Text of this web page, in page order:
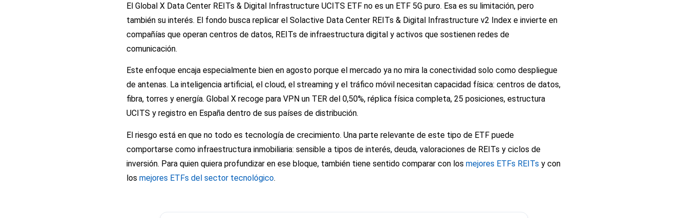
El Global X Data Center REITs & Digital Infrastructure UCITS ETF no es un ETF 5G puro. Esa es su limitación, pero
también su interés. El fondo busca replicar el Solactive Data Center REITs & Digital Infrastructure v2 Index e invierte en
compañías que operan centros de datos, REITs de infraestructura digital y activos que sostienen redes de
comunicación.
Este enfoque encaja especialmente bien en agosto porque el mercado ya no mira la conectividad solo como despliegue
de antenas. La inteligencia artificial, el cloud, el streaming y el tráfico móvil necesitan capacidad física: centros de datos,
fibra, torres y energía. Global X recoge para VPN un TER del 0,50%, réplica física completa, 25 posiciones, estructura
UCITS y registro en España dentro de sus países de distribución.
El riesgo está en que no todo es tecnología de crecimiento. Una parte relevante de este tipo de ETF puede
comportarse como infraestructura inmobiliaria: sensible a tipos de interés, deuda, valoraciones de REITs y ciclos de
inversión. Para quien quiera profundizar en ese bloque, también tiene sentido comparar con los mejores ETFs REITs y con
los mejores ETFs del sector tecnológico.